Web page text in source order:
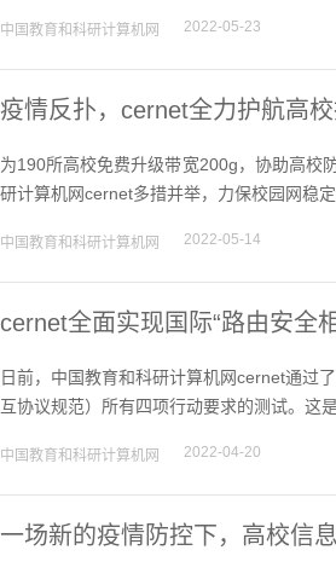
中国教育和科研计算机网 2022-05-23
疫情反扑，cernet全力护航高
为190所高校免费升级带宽200g，协助高校
研计算机网cernet多措并举，力保校园网稳
中国教育和科研计算机网 2022-05-14
cernet全面实现国际“路由安全
日前，中国教育和科研计算机网cernet通过
互协议规范）所有四项行动要求的测试。这
中国教育和科研计算机网 2022-04-20
一场新的疫情防控下，高校信